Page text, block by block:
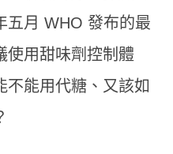
五月 WHO 發布的最
使用甜味劑控制體
不能用代糖、又該如